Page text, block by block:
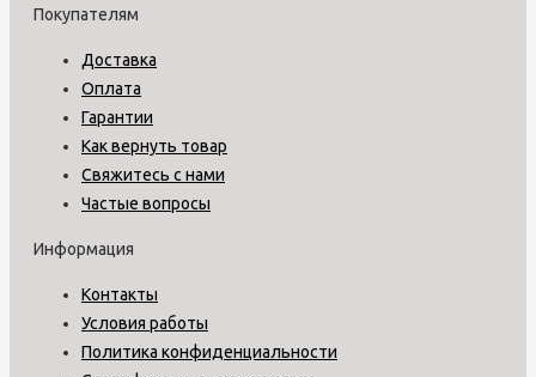
Покупателям
Доставка
Оплата
Гарантии
Как вернуть товар
Свяжитесь с нами
Частые вопросы
Информация
Контакты
Условия работы
Политика конфиденциальности